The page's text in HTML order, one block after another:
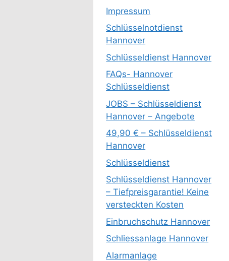
Impressum
Schlüsselnotdienst
Hannover
Schlüsseldienst Hannover
FAQs- Hannover
Schlüsseldienst
JOBS – Schlüsseldienst
Hannover – Angebote
49,90 € – Schlüsseldienst
Hannover
Schlüsseldienst
Schlüsseldienst Hannover
– Tiefpreisgarantie! Keine
versteckten Kosten
Einbruchschutz Hannover
Schliessanlage Hannover
Alarmanlage